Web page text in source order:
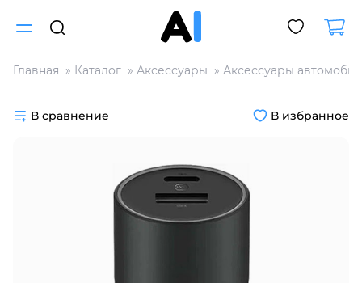
Главная Каталог Аксессуары Аксессуары
В сравнение В избранное
Разбейте
на части
без переплат
График платежей